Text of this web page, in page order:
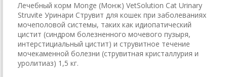
Лечебный корм Monge (Монж) VetSolution Cat Urinary
Struvite Уринари Струвит для кошек при заболеваниях
мочеполовой системы, таких как идиопатический
цистит (синдром болезненного мочевого пузыря,
интерстициальный цистит) и струвитное течение
мочекаменной болезни (струвитная кристаллурия и
уролитиаз) 1,5 кг.